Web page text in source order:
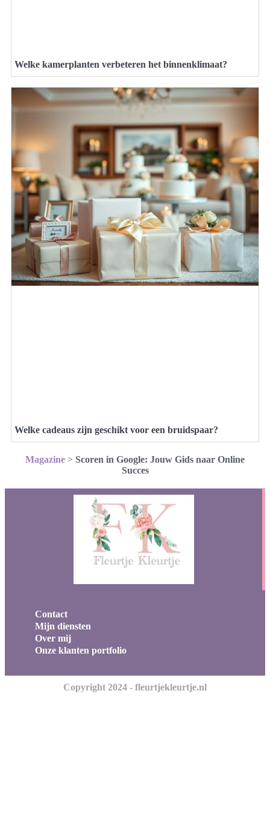
Welke kamerplanten verbeteren het binnenklimaat?
Welke cadeaus zijn geschikt voor een bruidspaar?
Magazine > Scoren in Google: Jouw Gids naar Online
Succes
Contact
Mijn diensten
Over mij
Onze klanten portfolio
Copyright 2024 - fleurtjekleurtje.nl